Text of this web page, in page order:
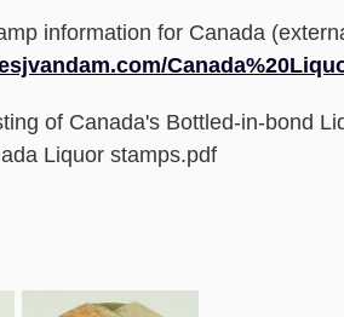
information for Canada
of Canada's Bottled-in-bond
Liquor stamps.pdf